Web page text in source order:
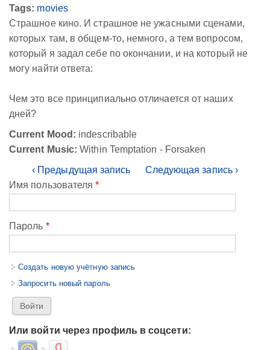
Tags: movies
Страшное кино. И страшное не ужасными сценами,
которых там, в общем-то, немного, а тем вопросом,
который я задал себе по окончании, и на который не
могу найти ответа:
Чем это все принципиально отличается от наших
дней?
Current Mood: indescribable
Current Music: Within Temptation - Forsaken
‹ Предыдущая запись
Следующая запись ›
Имя пользователя*
Пароль *
Создать новую учётную запись
Запросить новый пароль
Или войти через профиль в соцсети:
Login with Mail.ruLogin with Яндекс